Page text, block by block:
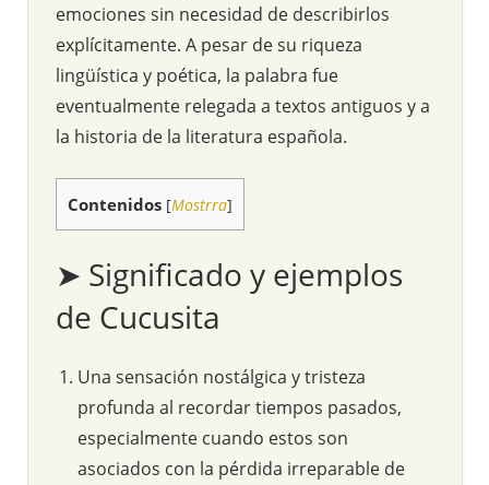
emociones sin necesidad de describirlos
explícitamente. A pesar de su riqueza
lingüística y poética, la palabra fue
eventualmente relegada a textos antiguos y a
la historia de la literatura española.
Contenidos [Mostrra]
➤ Significado y ejemplos
de Cucusita
Una sensación nostálgica y tristeza
profunda al recordar tiempos pasados,
especialmente cuando estos son
asociados con la pérdida irreparable de